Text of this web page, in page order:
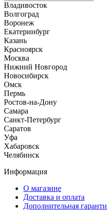
Владивосток
Волгоград
Воронеж
Екатеринбург
Казань
Красноярск
Москва
Нижний Новгород
Новосибирск
Омск
Пермь
Ростов-на-Дону
Самара
Санкт-Петербург
Саратов
Уфа
Хабаровск
Челябинск
Информация
О магазине
Доставка и оплата
Дополнительная